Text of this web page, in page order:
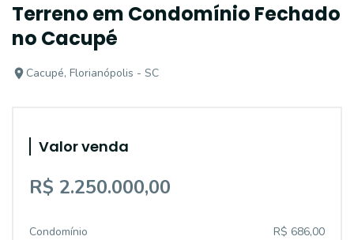
Terreno em Condomínio Fechado
no Cacupé
Cacupé, Florianópolis - SC
Valor venda
R$ 2.250.000,00
Condomínio R$ 686,00